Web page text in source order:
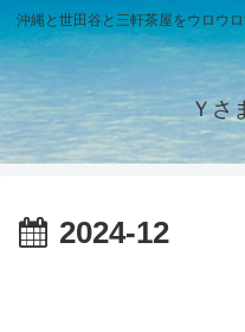
沖縄と世田谷と三軒茶屋をウロウ
Ｙさ
2024-12